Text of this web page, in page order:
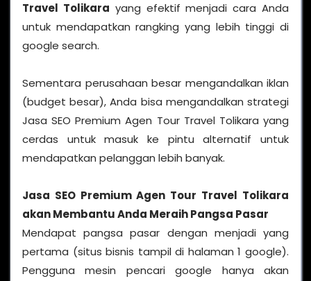
Travel Tolikara yang efektif menjadi cara Anda
untuk mendapatkan rangking yang lebih tinggi di
google search.
Sementara perusahaan besar mengandalkan iklan
(budget besar), Anda bisa mengandalkan strategi
Jasa SEO Premium Agen Tour Travel Tolikara yang
cerdas untuk masuk ke pintu alternatif untuk
mendapatkan pelanggan lebih banyak.
Jasa SEO Premium Agen Tour Travel Tolikara
akan Membantu Anda Meraih Pangsa Pasar
Mendapat pangsa pasar dengan menjadi yang
pertama (situs bisnis tampil di halaman 1 google).
Pengguna mesin pencari google hanya akan